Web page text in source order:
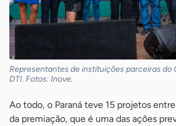
Representantes de instituições parceiras do
DTI. Fotos: Inove.
Ao todo, o Paraná teve 15 projetos
da premiação, que é uma das ações